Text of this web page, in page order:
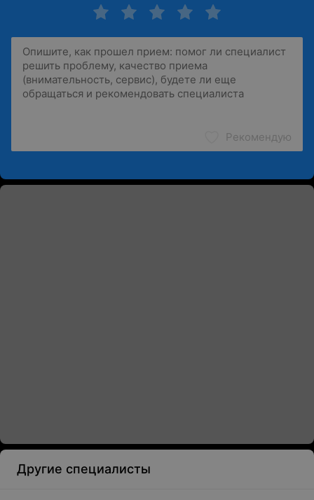
Рекомендую
Другие специалисты